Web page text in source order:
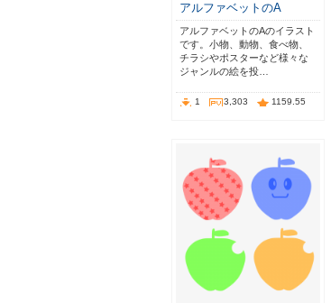
アルファベットのA
アルファベットのAのイラスト
です。小物、動物、食べ物、
チラシやポスターなど様々な
ジャンルの絵を投…
1 3,303 1159.55